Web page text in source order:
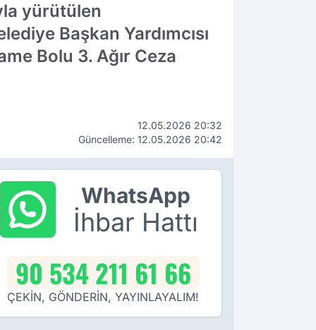
yürütülen
Başkan Yardımcısı
Bolu 3. Ağır Ceza
12.05.2026 20:32
Güncelleme: 12.05.2026 20:42
WhatsApp
İhbar Hattı
90 534 211 61 66
ÇEKİN, GÖNDERİN, YAYINLAYALIM!